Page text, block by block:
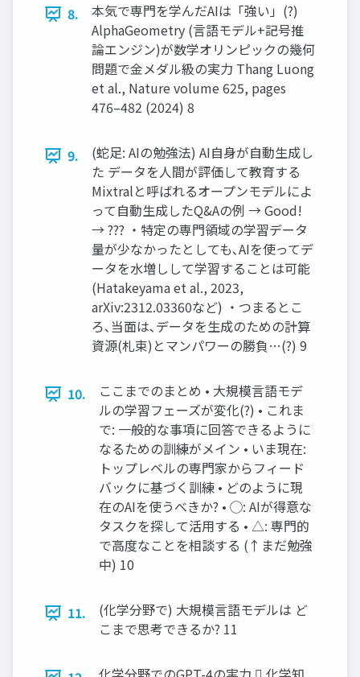
8.
本気で専門を学んだAIは「強い」(?)
AlphaGeometry (言語モデル+記号推
論エンジン)が数学オリンピックの幾何
問題で金メダル級の実力 Thang Luong
et al., Nature volume 625, pages
476–482 (2024) 8
9.
(蛇足: AIの勉強法) AI自身が自動生成し
た データを人間が評価して教育する
Mixtralと呼ばれるオープンモデルによ
って自動生成したQ&Aの例 → Good!
→ ??? ・特定の専門領域の学習データ
量が少なかったとしても､AIを使ってデ
ータを水増しして学習することは可能
(Hatakeyama et al., 2023,
arXiv:2312.03360など) ・つまるとこ
ろ､当面は､データを生成のための計算
資源(札束)とマンパワーの勝負…(?) 9
10.
ここまでのまとめ • 大規模言語モデ
ルの学習フェーズが変化(?) • これま
で: 一般的な事項に回答できるように
なるための訓練がメイン • いま現在:
トップレベルの専門家からフィード
バックに基づく訓練 • どのように現
在のAIを使うべきか? • ◯: AIが得意な
タスクを探して活用する • △: 専門的
で高度なことを相談する (↑まだ勉強
中) 10
11.
(化学分野で) 大規模言語モデルは ど
こまで思考できるか? 11